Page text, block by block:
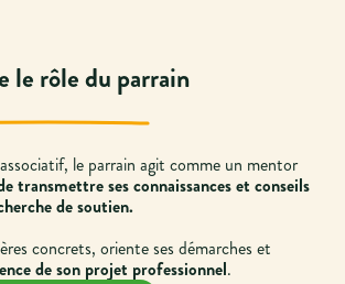
le rôle du parrain
le parrain agit comme un mentor
transmettre ses connaissances et conseils
de soutien.
concrets, oriente ses démarches et
de son projet professionnel.